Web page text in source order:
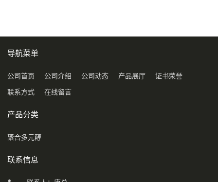
导航菜单
公司首页 公司介绍 公司动态 产品展厅 证书荣誉
联系方式 在线留言
产品分类
聚合多元醇
联系信息